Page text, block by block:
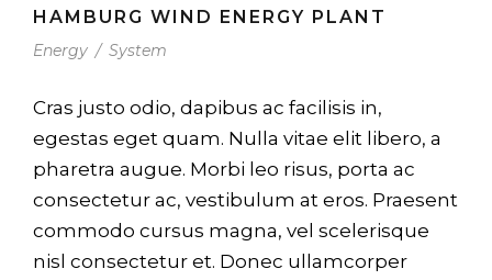
HAMBURG WIND ENERGY PLANT
Energy / System
Cras justo odio, dapibus ac facilisis in,
egestas eget quam. Nulla vitae elit libero, a
pharetra augue. Morbi leo risus, porta ac
consectetur ac, vestibulum at eros. Praesent
commodo cursus magna, vel scelerisque
nisl consectetur et. Donec ullamcorper